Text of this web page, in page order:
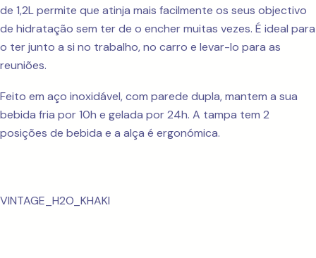
de 1,2L permite que atinja mais facilmente os seus objectivo
de hidratação sem ter de o encher muitas vezes. É ideal para
o ter junto a si no trabalho, no carro e levar-lo para as
reuniões.
Feito em aço inoxidável, com parede dupla, mantem a sua
bebida fria por 10h e gelada por 24h. A tampa tem 2
posições de bebida e a alça é ergonómica.
VINTAGE_H2O_KHAKI